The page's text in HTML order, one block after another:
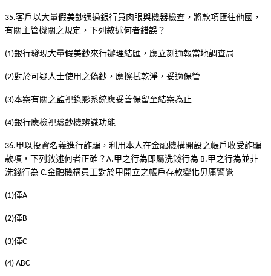
35.客戶以大量假美鈔通過銀行員肉眼與機器檢查，將款項匯往他國，
有關主管機關之規定，下列敘述何者錯誤？
(1)銀行發現大量假美鈔來行辦理結匯，應立刻通報當地調查局
(2)對於可疑人士使用之偽鈔，應擦拭乾淨，妥適保管
(3)本案有關之監視錄影系統應妥善保留至結案為止
(4)銀行應檢視驗鈔機辨識功能
36.甲以投資名義進行詐騙，利用本人在金融機構開設之帳戶收受詐騙
款項，下列敘述何者正確？ A.甲之行為即屬洗錢行為 B.甲之行為並非
洗錢行為 C.金融機構員工對於甲開立之帳戶存款變化毋庸警覺
(1)僅A
(2)僅 B
(3)僅C
(4) ABC